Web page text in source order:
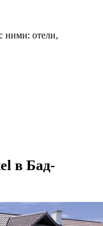
ними: отели,
в Бад-